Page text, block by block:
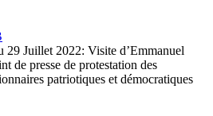
29 Juillet 2022: Visite d’Emmanuel
de presse de protestation des
patriotiques et démocratiques